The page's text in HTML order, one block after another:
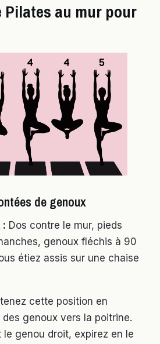
Pilates au mur pour
de genoux
: Dos contre le mur, pieds
genoux fléchis à 90
étiez assis sur une chaise
cette position en
genoux vers la poitrine.
le genou droit, expirez en le